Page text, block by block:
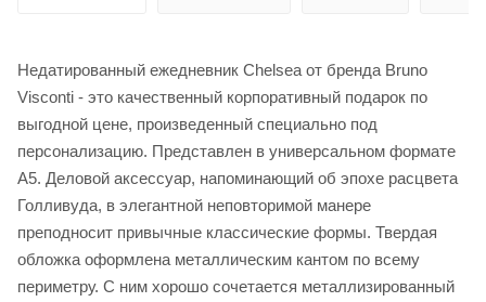
Недатированный ежедневник Chelsea от бренда Bruno
Visconti - это качественный корпоративный подарок по
выгодной цене, произведенный специально под
персонализацию. Представлен в универсальном формате
А5. Деловой аксессуар, напоминающий об эпохе расцвета
Голливуда, в элегантной неповторимой манере
преподносит привычные классические формы. Твердая
обложка оформлена металлическим кантом по всему
периметру. С ним хорошо сочетается металлизированный